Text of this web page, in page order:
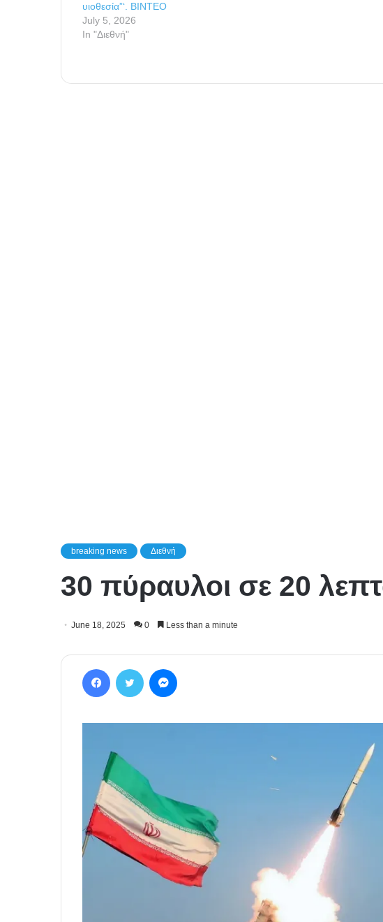
υιοθεσία”‘. ΒΙΝΤΕΟ
July 5, 2026
In "Διεθνή"